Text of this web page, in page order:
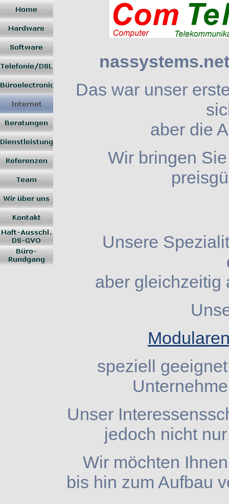
Das war unser
aber die
Wir bringen
Unsere
aber gleichzeitig
speziell
Unser
jedoch nicht
Wir möchten
bis hin zum Aufbau